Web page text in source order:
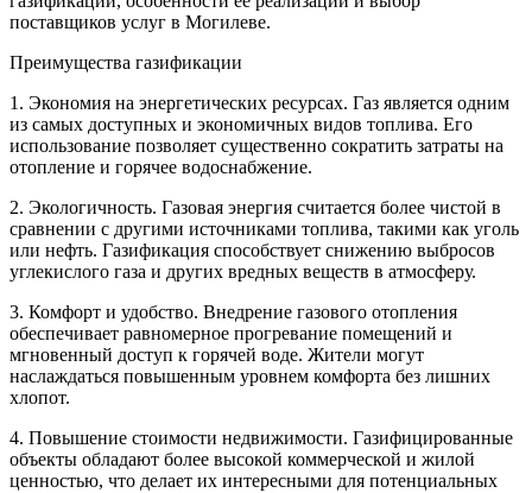
поставщиков услуг в Могилеве.
Преимущества газификации
1. Экономия на энергетических ресурсах. Газ является одним
из самых доступных и экономичных видов топлива. Его
использование позволяет существенно сократить затраты на
отопление и горячее водоснабжение.
2. Экологичность. Газовая энергия считается более чистой в
сравнении с другими источниками топлива, такими как уголь
или нефть. Газификация способствует снижению выбросов
углекислого газа и других вредных веществ в атмосферу.
3. Комфорт и удобство. Внедрение газового отопления
обеспечивает равномерное прогревание помещений и
мгновенный доступ к горячей воде. Жители могут
наслаждаться повышенным уровнем комфорта без лишних
хлопот.
4. Повышение стоимости недвижимости. Газифицированные
объекты обладают более высокой коммерческой и жилой
ценностью, что делает их интересными для потенциальных